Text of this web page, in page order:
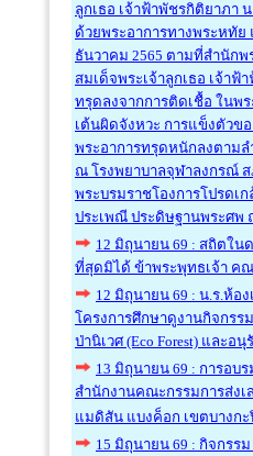
ลูกเธอ เจ้าฟ้าพัชรกิติยาภา
ด้วยพระอาการทางพระหทั
ธันวาคม 2565 ตามที่สำนัก
สมเด็จพระเจ้าลูกเธอ เจ้า
ทรุดลงจากการติดเชื้อ ในพ
เต้นผิดจังหวะ การแข็งตัว
พระอาการทรุดหนักลงตาม
ณ โรงพยาบาลจุฬาลงกรณ์
พระบรมราชโองการโปรดเ
ประเพณี ประดิษฐานพระศพ
12 มิถุนายน 69 : สถิตใ
ที่สุดมิได้ ข้าพระพุทธเจ้า ค
12 มิถุนายน 69 : น.ร.ห้อ
โครงการศึกษาดูงานกิจกร
ป่านิเวศ (Eco Forest) และ
13 มิถุนายน 69 : การอบ
สำนักงานคณะกรรมการส่งเ
แมดิสัน แบงค็อก เขตบางก
15 มิถุนายน 69 : กิจกรร